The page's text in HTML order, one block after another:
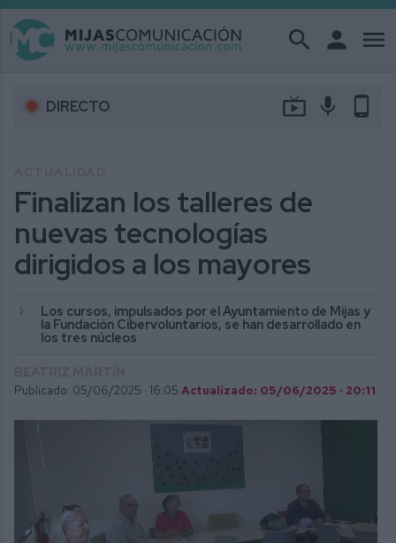
search person menu
DIRECTO live_tv mic phone_android
Finalizan los talleres de
nuevas tecnologías
dirigidos a los mayores
Los cursos, impulsados por el Ayuntamiento de Mijas y
la Fundación Cibervoluntarios, se han desarrollado en
los tres núcleos
Publicado: 05/06/2025 · 16:05 Actualizado: 05/06/2025 · 20:11